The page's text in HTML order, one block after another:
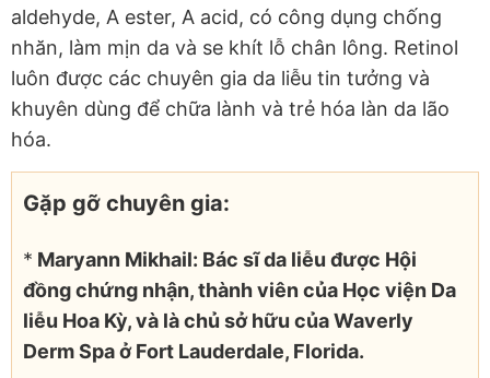
aldehyde, A ester, A acid, có công dụng chống
nhăn, làm mịn da và se khít lỗ chân lông. Retinol
luôn được các chuyên gia da liễu tin tưởng và
khuyên dùng để chữa lành và trẻ hóa làn da lão
hóa.
Gặp gỡ chuyên gia:
* Maryann Mikhail: Bác sĩ da liễu được Hội
đồng chứng nhận, thành viên của Học viện Da
liễu Hoa Kỳ, và là chủ sở hữu của Waverly
Derm Spa ở Fort Lauderdale, Florida.